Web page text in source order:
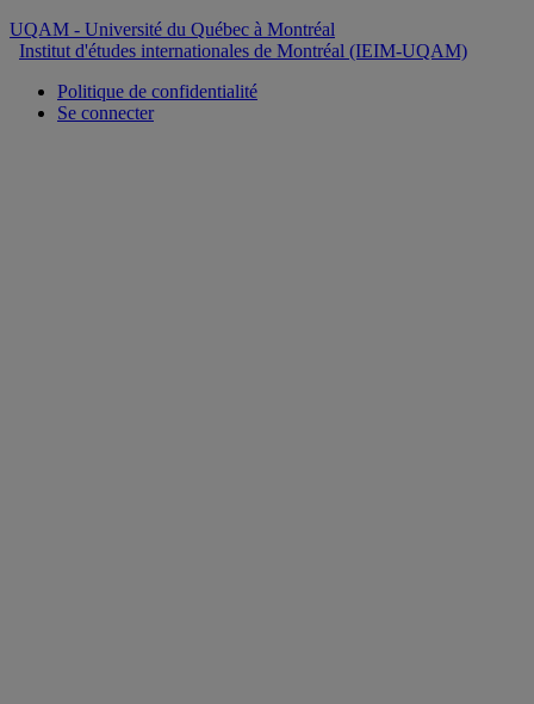
UQAM - Université du Québec à Montréal
Institut d'études internationales de Montréal (IEIM-UQAM)
Politique de confidentialité
Se connecter